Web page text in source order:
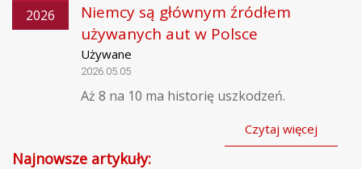
2026
Niemcy są głównym źródłem
używanych aut w Polsce
Używane
2026.05.05
Aż 8 na 10 ma historię uszkodzeń.
Czytaj więcej
Najnowsze artykuły: